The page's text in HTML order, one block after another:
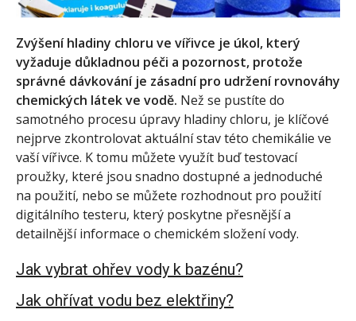
Zvýšení hladiny chloru ve vířivce je úkol, který
vyžaduje důkladnou péči a pozornost, protože
správné dávkování je zásadní pro udržení rovnováhy
chemických látek ve vodě. Než se pustíte do
samotného procesu úpravy hladiny chloru, je klíčové
nejprve zkontrolovat aktuální stav této chemikálie ve
vaší vířivce. K tomu můžete využít buď testovací
proužky, které jsou snadno dostupné a jednoduché
na použití, nebo se můžete rozhodnout pro použití
digitálního testeru, který poskytne přesnější a
detailnější informace o chemickém složení vody.
Jak vybrat ohřev vody k bazénu?
Jak ohřívat vodu bez elektřiny?